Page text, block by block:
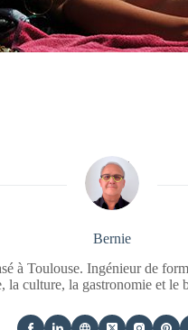
Bernie
à Toulouse. Ingénieur de
la culture, la gastronomie et le